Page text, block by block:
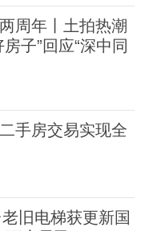
周年丨土拍热潮
子”回应“深中同
手房交易实现全
旧电梯获更新国